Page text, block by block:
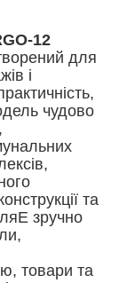
12
для
і
чудово
та
зручно
товари та